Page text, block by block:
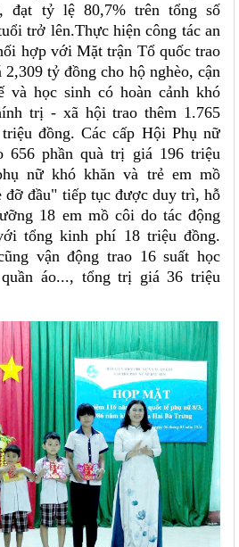
đạt tỷ lệ 80,7% trên tổng số
trở lên.Thực hiện công tác an
hợp với Mặt trận Tổ quốc trao
tỷ đồng cho hộ nghèo, cận
và học sinh có hoàn cảnh khó
trị - xã hội trao thêm 1.765
đồng. Các cấp Hội Phụ nữ
656 phần quà trị giá 196 triệu
nữ khó khăn và trẻ em mồ
đầu" tiếp tục được duy trì, hỗ
18 em mồ côi do tác động
tổng kinh phí 18 triệu đồng.
vận động trao 16 suất học
áo..., tổng trị giá 36 triệu